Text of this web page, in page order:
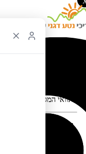
תוואי המסלול במפה
יש עיוות במפה מדרום